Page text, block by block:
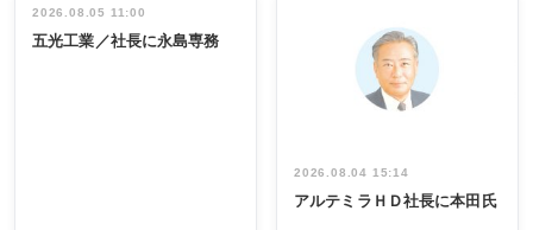
インタビュ
ー／社内ア
祝う 業界関
係者ら220人
出席
2026.08.05 11:00
五光工業／社長に永島専務
2026.08.04 15:14
アルテミラＨＤ社長に本田氏